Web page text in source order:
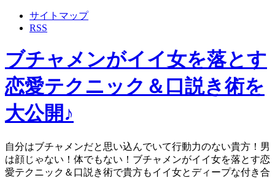
サイトマップ
RSS
ブチャメンがイイ女を落とす
恋愛テクニック＆口説き術を
大公開♪
自分はブチャメンだと思い込んでいて行動力のない貴方！男
は顔じゃない！体でもない！ブチャメンがイイ女を落とす恋
愛テクニック＆口説き術で貴方もイイ女とディープな付き合